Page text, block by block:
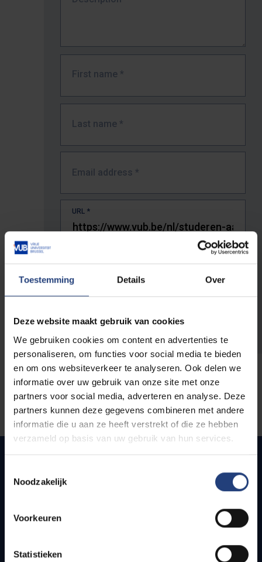
Toestemming Details Over
Deze website maakt gebruik van cookies
We gebruiken cookies om content en advertenties te
personaliseren, om functies voor social media te bieden
en om ons websiteverkeer te analyseren. Ook delen we
informatie over uw gebruik van onze site met onze
partners voor social media, adverteren en analyse. Deze
partners kunnen deze gegevens combineren met andere
informatie die u aan ze heeft verstrekt of die ze hebben
verzameld op basis van uw gebruik van hun services.
Noodzakelijk
Voorkeuren
Statistieken
First name *
Last name *
Email address *
URL *
The full URL of the page where you encountered the error.
Quick links
How to get to the VUB campuses